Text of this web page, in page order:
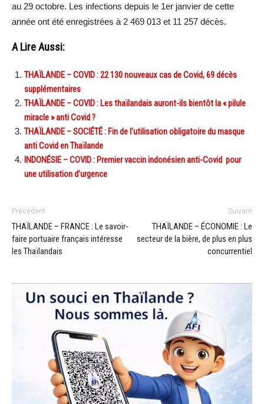
au 29 octobre. Les infections depuis le 1er janvier de cette
année ont été enregistrées à 2 469 013 et 11 257 décès.
A Lire Aussi:
THAÏLANDE – COVID : 22 130 nouveaux cas de Covid, 69 décès
supplémentaires
THAÏLANDE – COVID : Les thaïlandais auront-ils bientôt la « pilule
miracle » anti Covid ?
THAÏLANDE – SOCIÉTÉ : Fin de l’utilisation obligatoire du masque
anti Covid en Thaïlande
INDONÉSIE – COVID : Premier vaccin indonésien anti-Covid pour
une utilisation d’urgence
Précédent
THAÏLANDE – FRANCE : Le savoir-
faire portuaire français intéresse
les Thaïlandais
Suivant
THAÏLANDE – ÉCONOMIE : Le
secteur de la bière, de plus en plus
concurrentiel